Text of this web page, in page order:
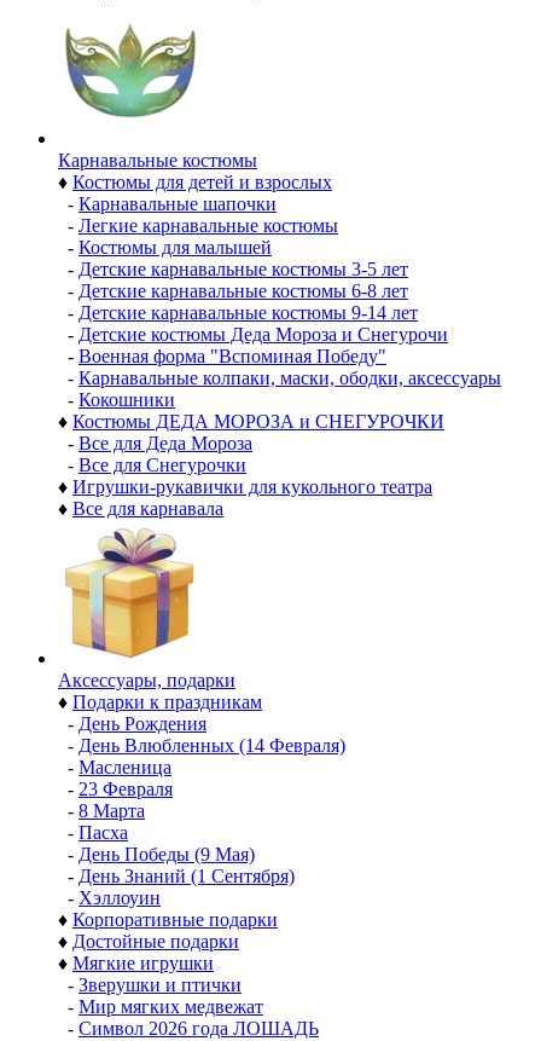
Карнавальные костюмы
♦ Костюмы для детей и взрослых
- Карнавальные шапочки
- Легкие карнавальные костюмы
- Костюмы для малышей
- Детские карнавальные костюмы 3-5 лет
- Детские карнавальные костюмы 6-8 лет
- Детские карнавальные костюмы 9-14 лет
- Детские костюмы Деда Мороза и Снегурочи
- Военная форма "Вспоминая Победу"
- Карнавальные колпаки, маски, ободки, аксессуары
- Кокошники
♦ Костюмы ДЕДА МОРОЗА и СНЕГУРОЧКИ
- Все для Деда Мороза
- Все для Снегурочки
♦ Игрушки-рукавички для кукольного театра
♦ Все для карнавала
Аксессуары, подарки
♦ Подарки к праздникам
- День Рождения
- День Влюбленных (14 Февраля)
- Масленица
- 23 Февраля
- 8 Марта
- Пасха
- День Победы (9 Мая)
- День Знаний (1 Сентября)
- Хэллоуин
♦ Корпоративные подарки
♦ Достойные подарки
♦ Мягкие игрушки
- Зверушки и птички
- Мир мягких медвежат
- Символ 2026 года ЛОШАДЬ